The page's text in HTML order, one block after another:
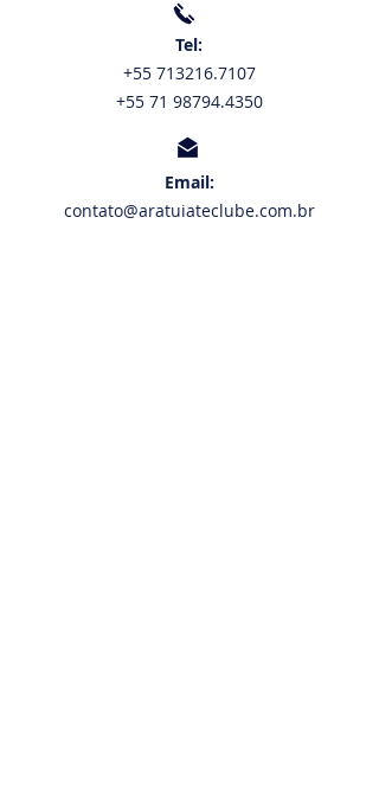
Tel:
+55 713216.7107
+55 71 98794.4350
Email:
contato@aratuiateclube.com.br